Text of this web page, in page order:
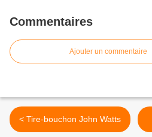
Commentaires
Ajouter un commentaire
< Tire-bouchon John Watts